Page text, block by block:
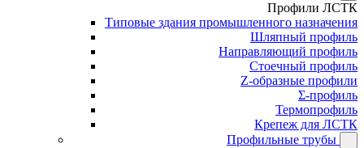
Профили ЛСТК
Типовые здания промышленного назначения
Шляпный профиль
Направляющий профиль
Стоечный профиль
Z-образные профили
Σ-профиль
Термопрофиль
Крепеж для ЛСТК
Профильные трубы